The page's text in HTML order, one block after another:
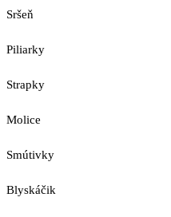
Sršeň
Piliarky
Strapky
Molice
Smútivky
Blyskáčik